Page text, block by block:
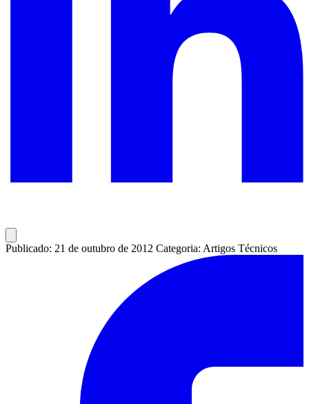
Publicado: 21 de outubro de 2012 Categoria: Artigos Técnicos